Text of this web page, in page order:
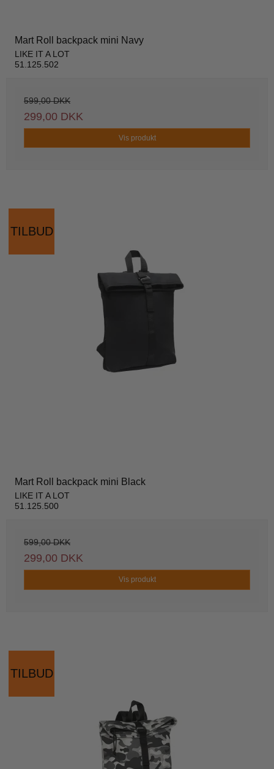
Mart Roll backpack mini Navy
LIKE IT A LOT
51.125.502
599,00 DKK
299,00 DKK
Vis produkt
TILBUD
Mart Roll backpack mini Black
LIKE IT A LOT
51.125.500
599,00 DKK
299,00 DKK
Vis produkt
TILBUD